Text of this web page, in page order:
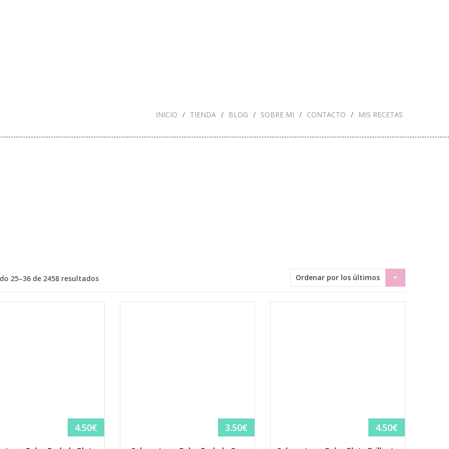
INICIO TIENDA BLOG SOBRE MI CONTACTO MIS RECETAS
25–36 de 2458 resultadosOrdenado
los
Ordenar por los últimos
4.50€ 3.50€ 4.50€